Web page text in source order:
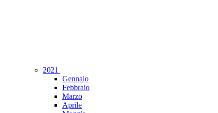
2021
Gennaio
Febbraio
Marzo
Aprile